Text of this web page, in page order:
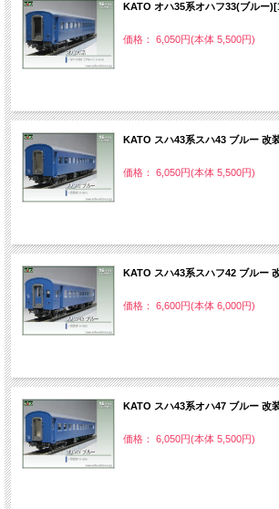
KATO オハ35系オハフ33(ブルー
価格： 6,050円(本体 5,500円)
KATO スハ43系スハ43 ブルー 改
価格： 6,050円(本体 5,500円)
KATO スハ43系スハフ42 ブルー
価格： 6,600円(本体 6,000円)
KATO スハ43系オハ47 ブルー 改
価格： 6,050円(本体 5,500円)